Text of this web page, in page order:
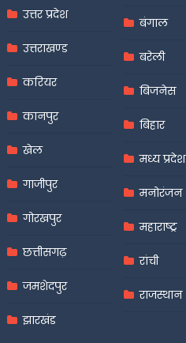
उत्तर प्रदेश
उत्तराखण्ड
करियर
कानपुर
खेल
गाजीपुर
गोरखपुर
छत्तीसगढ़
जमशेदपुर
झारखंड
बंगाल
बरेली
बिजनेस
बिहार
मध्य प्रदेश
मनोरंजन
महाराष्ट्र
रांची
राजस्थान